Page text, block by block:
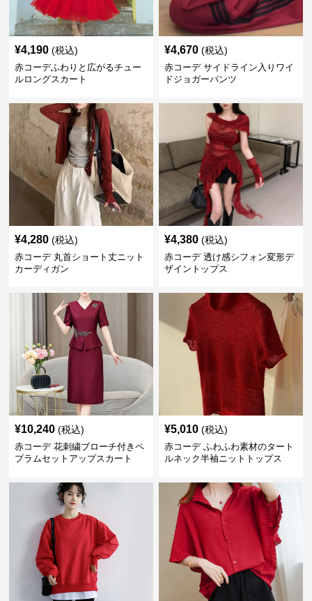
¥4,190 (税込)
赤コーデふわりと広がるチュー
ルロングスカート
¥4,670 (税込)
赤コーデ サイドライン入りワイ
ドジョガーパンツ
¥4,280 (税込)
赤コーデ 丸首ショート丈ニット
カーディガン
¥4,380 (税込)
赤コーデ 透け感シフォン変形デ
ザイントップス
¥10,240 (税込)
赤コーデ 花刺繍ブローチ付きペ
プラムセットアップスカート
¥5,010 (税込)
赤コーデ ふわふわ素材のタート
ルネック半袖ニットトップス